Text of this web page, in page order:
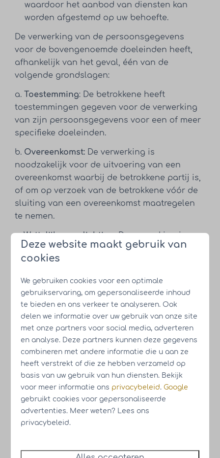
waardoor het aanbod van diensten kan
worden afgestemd op uw behoefte.
De verwerking van de persoonsgegevens
voor de bovengenoemde doeleinden heeft,
afhankelijk van het geval, één van de
volgende grondslagen:
a.Toestemming: De betrokkene heeft
toestemmingen gegeven voor de verwerking
van zijn persoonsgegevens voor een of meer
specifieke doeleinden.
b. Overeenkomst: De verwerking is
noodzakelijk voor de uitvoering van een
overeenkomst waarbij de betrokkene partij is,
of om op verzoek van de betrokkene vóór de
sluiting van een overeenkomst maatregelen
te nemen.
c.Wettelijke verplichting:De verwerking is
noodzakelijk om te voldoen aan een wettelijke
verplichting die op HUB rust;
d.Vitale belangen;de verwerking is
noodzakelijk om de vitale belangen van de
betrokkene of een andere natuurlijke persoon
te beschermen;
e.Gerechtvaardigd belang:de verwerking is
noodzakelijk voor de behartiging van de
gerechtvaardigde belangen van HUB, tenzij
uw belangen, grondrechten of fundamentele
vrijheden zwaarder wegen.
6. Geautomatiseerde besluitvorming:
Deze website maakt gebruik van
cookies
We gebruiken cookies voor een optimale
gebruikservaring, om gepersonaliseerde inhoud
te bieden en ons verkeer te analyseren. Ook
delen we informatie over uw gebruik van onze site
met onze partners voor social media, adverteren
en analyse. Deze partners kunnen deze gegevens
combineren met andere informatie die u aan ze
heeft verstrekt of die ze hebben verzameld op
basis van uw gebruik van hun diensten. Bekijk
voor meer informatie ons privacybeleid. Google
gebruikt cookies voor gepersonaliseerde
advertenties. Meer weten? Lees ons
privacybeleid.